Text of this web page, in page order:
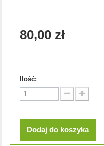
80,00 zł
Ilość:
Dodaj do koszyka